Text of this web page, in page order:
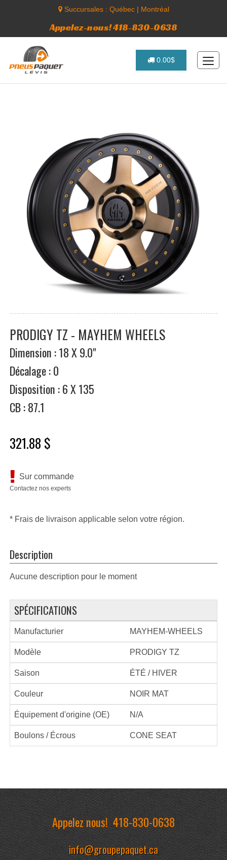
Succursales : Québec| Montréal
Appelez-nous! 418-830-0638
0.00$
PRODIGY TZ - MAYHEM WHEELS
Dimension : 18 X 9.0"
Décalage : 0
Disposition : 6 X 135
CB : 87.1
321.88 $
Sur commande
Contactez nos experts
* Frais de livraison applicable selon votre région.
Description
Aucune description pour le moment
SPÉCIFICATIONS
Manufacturier MAYHEM-WHEELS
Modèle PRODIGY TZ
Saison ÉTÉ / HIVER
Couleur NOIR MAT
Équipement d'origine (OE) N/A
Boulons / Écrous CONE SEAT
Appelez nous!418-830-0638
info@groupepaquet.ca